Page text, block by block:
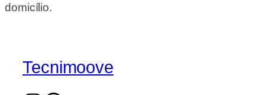
domicílio.
Tecnimoove